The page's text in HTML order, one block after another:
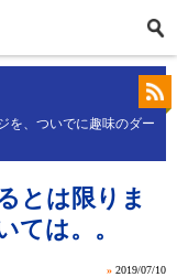
を、ついでに趣味のダー
とは限りま
ては。。
» 2019/07/10